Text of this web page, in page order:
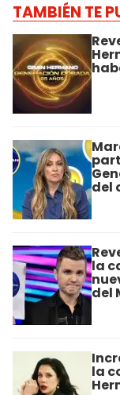
TAMBIÉN TE
del
la
del
la